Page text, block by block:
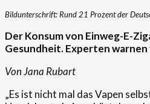
Bildunterschrift: Rund 21 Prozent der
Der Konsum von Einweg-E-
Gesundheit. Experten
Von Jana Rubart
„Es ist nicht mal das Vapen